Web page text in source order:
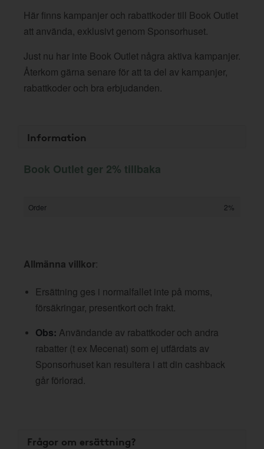
Här finns kampanjer och rabattkoder till Book Outlet
att använda, exklusivt genom Sponsorhuset.
Just nu har inte Book Outlet några aktiva kampanjer.
Återkom gärna senare för att ta del av kampanjer,
rabattkoder och bra erbjudanden.
Information
Book Outlet ger 2% tillbaka
Order 2%
Allmänna villkor:
Ersättning ges i normalfallet inte på moms,
försäkringar, presentkort och frakt.
Obs: Användande av rabattkoder och andra
rabatter (t ex Mecenat) som ej utfärdats av
Sponsorhuset kan resultera i att din cashback
går förlorad.
Frågor om ersättning?